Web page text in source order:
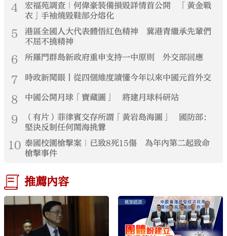
4
宏福苑調查｜何偉豪裝備損毀詳情首公開 「黃金戰
衣」手袖燒毀鞋部分熔化
5
港區全國人大代表體悟紅色精神 冀港青繼承先輩們
不屈不撓精神
6 所羅門群島新政府重申支持一中原則 外交部回應
7 時政新聞眼丨從四個維度讀懂今年以來中國元首外交
8 中國公開月球「寶藏圖」 將建月球科研站
9
（有片）菲律賓交存所謂「黃岩島海圖」 國防部：
堅決反制任何鬧海挑釁
10 泰國校園槍擊案｜已致8死15傷 為年內第二起致命
槍擊事件
推薦內容